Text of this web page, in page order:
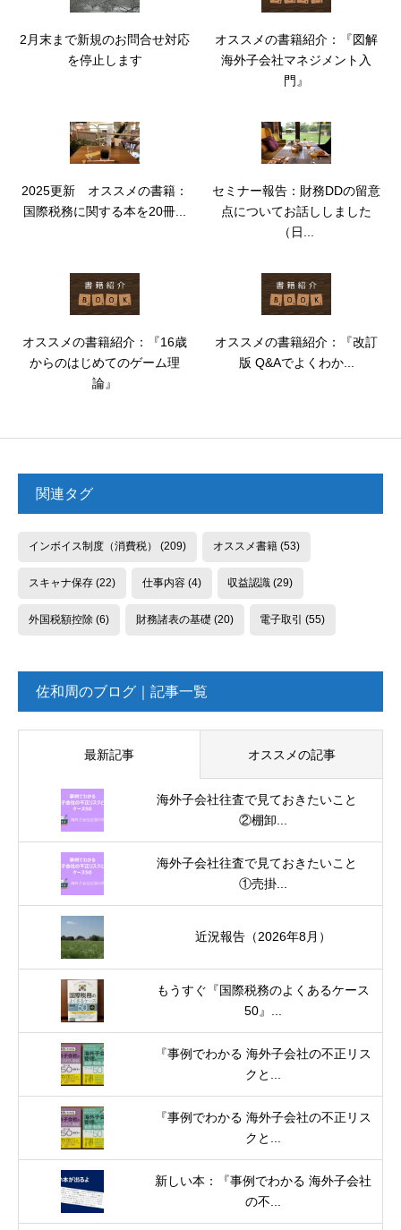
2月末まで新規のお問合せ対応
を停止します
オススメの書籍紹介：『図解
海外子会社マネジメント入
門』
2025更新 オススメの書籍：
国際税務に関する本を20冊...
セミナー報告：財務DDの留意
点についてお話ししました
（日...
オススメの書籍紹介：『16歳
からのはじめてのゲーム理
論』
オススメの書籍紹介：『改訂
版 Q&Aでよくわか...
関連タグ
インボイス制度（消費税） (209) オススメ書籍(53)
スキャナ保存(22) 仕事内容(4) 収益認識 (29)
外国税額控除(6) 財務諸表の基礎 (20) 電子取引 (55)
佐和周のブログ｜記事一覧
最新記事 オススメの記事
海外子会社往査で見ておきたいこと
②棚卸...
海外子会社往査で見ておきたいこと
①売掛...
近況報告（2026年8月）
もうすぐ『国際税務のよくあるケース
50』...
『事例でわかる 海外子会社の不正リス
クと...
『事例でわかる 海外子会社の不正リス
クと...
新しい本：『事例でわかる 海外子会社
の不...